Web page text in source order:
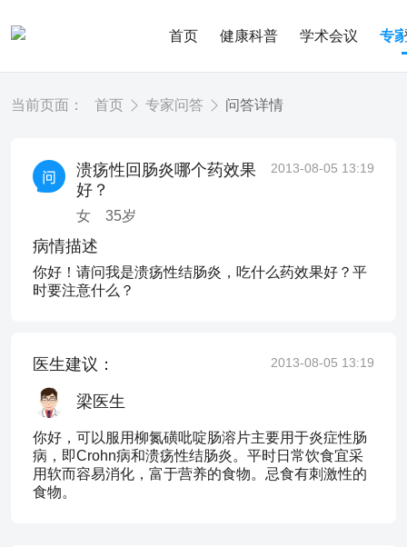
首页 健康科普 学术会议 专
当前页面： 首页 专家问答 问答详情
溃疡性回肠炎哪个药效果
好？
女 35岁
2013-08-05 13:19
病情描述
你好！请问我是溃疡性结肠炎，吃什么药效果好？平
时要注意什么？
医生建议： 2013-08-05 13:19
梁医生
你好，可以服用柳氮磺吡啶肠溶片主要用于炎症性肠
病，即Crohn病和溃疡性结肠炎。平时日常饮食宜采
用软而容易消化，富于营养的食物。忌食有刺激性的
食物。